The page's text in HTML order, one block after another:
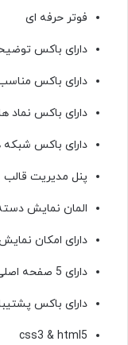
فوتر حرفه ای
دارای باکس
دارای باکس
دارای باکس نماد
دارای باکس شبکه
پنل مدیریت قالب
المان نمایش
دارای امکان
دارای 5 صفحه اصلی
دارای باکس
css3 & html5